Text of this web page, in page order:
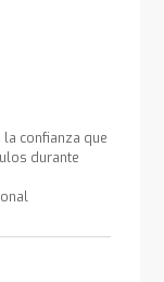
la confianza que
durante